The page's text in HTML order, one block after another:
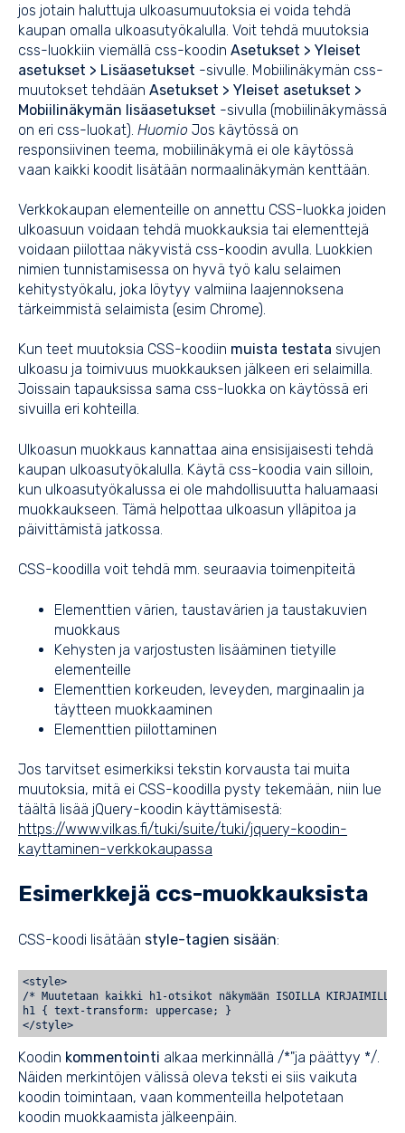
jos jotain haluttuja ulkoasumuutoksia ei voida tehdä
kaupan omalla ulkoasutyökalulla. Voit tehdä muutoksia
css-luokkiin viemällä css-koodin Asetukset > Yleiset
asetukset > Lisäasetukset -sivulle. Mobiilinäkymän css-
muutokset tehdään Asetukset > Yleiset asetukset >
Mobiilinäkymän lisäasetukset -sivulla (mobiilinäkymässä
on eri css-luokat). Huomio Jos käytössä on
responsiivinen teema, mobiilinäkymä ei ole käytössä
vaan kaikki koodit lisätään normaalinäkymän kenttään.
Verkkokaupan elementeille on annettu CSS-luokka joiden
ulkoasuun voidaan tehdä muokkauksia tai elementtejä
voidaan piilottaa näkyvistä css-koodin avulla. Luokkien
nimien tunnistamisessa on hyvä työ kalu selaimen
kehitystyökalu, joka löytyy valmiina laajennoksena
tärkeimmistä selaimista (esim Chrome).
Kun teet muutoksia CSS-koodiin muista testata sivujen
ulkoasu ja toimivuus muokkauksen jälkeen eri selaimilla.
Joissain tapauksissa sama css-luokka on käytössä eri
sivuilla eri kohteilla.
Ulkoasun muokkaus kannattaa aina ensisijaisesti tehdä
kaupan ulkoasutyökalulla. Käytä css-koodia vain silloin,
kun ulkoasutyökalussa ei ole mahdollisuutta haluamaasi
muokkaukseen. Tämä helpottaa ulkoasun ylläpitoa ja
päivittämistä jatkossa.
CSS-koodilla voit tehdä mm. seuraavia toimenpiteitä
Elementtien värien, taustavärien ja taustakuvien
muokkaus
Kehysten ja varjostusten lisääminen tietyille
elementeille
Elementtien korkeuden, leveyden, marginaalin ja
täytteen muokkaaminen
Elementtien piilottaminen
Jos tarvitset esimerkiksi tekstin korvausta tai muita
muutoksia, mitä ei CSS-koodilla pysty tekemään, niin lue
täältä lisää jQuery-koodin käyttämisestä:
https://www.vilkas.fi/tuki/suite/tuki/jquery-koodin-
kayttaminen-verkkokaupassa
Esimerkkejä ccs-muokkauksista
CSS-koodi lisätään style-tagien sisään:
<style>
/* Muutetaan kaikki h1-otsikot näkymään ISOILLA
h1 { text-transform: uppercase; }
</style>
Koodin kommentointi alkaa merkinnällä /*"ja päättyy */.
Näiden merkintöjen välissä oleva teksti ei siis vaikuta
koodin toimintaan, vaan kommenteilla helpotetaan
koodin muokkaamista jälkeenpäin.